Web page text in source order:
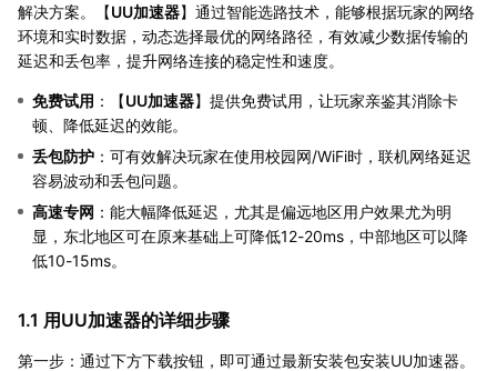
解决方案。【UU加速器】通过智能选路技术，能够根据玩家的网络
环境和实时数据，动态选择最优的网络路径，有效减少数据传输的
延迟和丢包率，提升网络连接的稳定性和速度。
免费试用 ：【UU加速器】提供免费试用，让玩家亲鉴其消除卡
顿、降低延迟的效能。
丢包防护 ：可有效解决玩家在使用校园网/WiFi时，联机网络延迟
容易波动和丢包问题。
高速专网 ：能大幅降低延迟，尤其是偏远地区用户效果尤为明
显，东北地区可在原来基础上可降低12-20ms，中部地区可以降
低10-15ms。
1.1 用UU加速器的详细步骤
第一步：通过下方下载按钮，即可通过最新安装包安装UU加速器。